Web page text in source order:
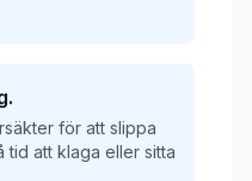
för att slippa
tid att klaga eller sitta